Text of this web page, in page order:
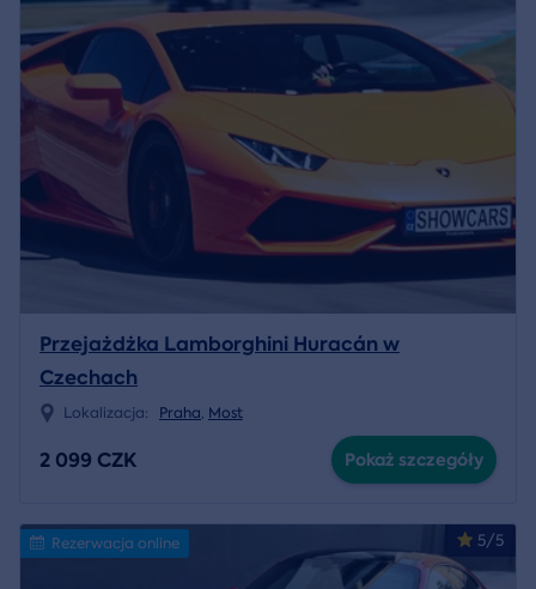
Przejażdżka Lamborghini Huracán w
Czechach
Lokalizacja: Praha, Most
2 099 CZK Pokaż szczegóły
5/5
Rezerwacja online